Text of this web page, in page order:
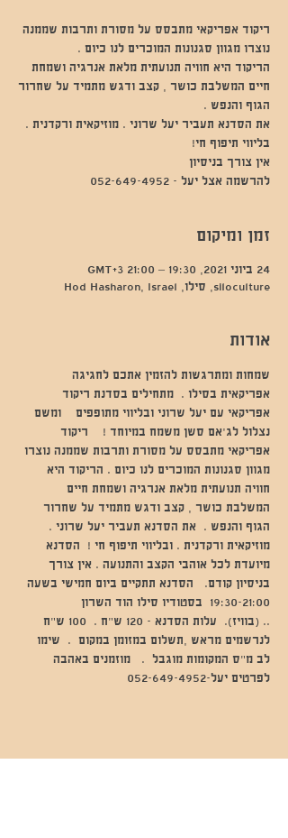
ריקוד אפריקאי מתבסס על מסורת ותרבות שממנה
הריקוד היא חוויה תנועתית מלאת אנרגיה ושמחת
חיים המשלבת כושר , קצב ודגש מתמיד על שחרור
להרשמה אצל יעל - 052-649-4952
זמן ומיקום
24 ביוני 2021, 19:30 – 21:00 GMT‎+3‎
siloculture, סילו, Hod Hasharon, Israel
אודות
שמחות ומתרגשות להזמין אתכם לחגיגה
אפריקאית בסילו .  מתחילים בסדנת ריקוד
אפריקאי עם יעל שרוני ובליווי מתופפים    ומשם
נצלול לג'אם סשן משמח במיוחד !    ריקוד
אפריקאי מתבסס על מסורת ותרבות שממנה נוצרו
מגוון סגנונות המוכרים לנו כיום . הריקוד היא
חוויה תנועתית מלאת אנרגיה ושמחת חיים
המשלבת כושר , קצב ודגש מתמיד על שחרור
הגוף והנפש .  את הסדנא תעביר יעל שרוני .
מוזיקאית ורקדנית . ובליווי תיפוף חי !  הסדנא
מיועדת לכל אוהבי הקצב והתנועה . אין צורך
בניסיון קודם.   הסדנא תתקיים ביום חמישי בשעה
19:30-21:00  בסטודיו סילו הוד השרון
.. (בוויז).  עלות הסדנא - 120 ש"ח .  100 ש"ח
לנרשמים מראש ,תשלום במזומן במקום  .  שימו
לב מ"ס המקומות מוגבל  .   מוזמנים באהבה
לפרטים יעל-052-649-4952